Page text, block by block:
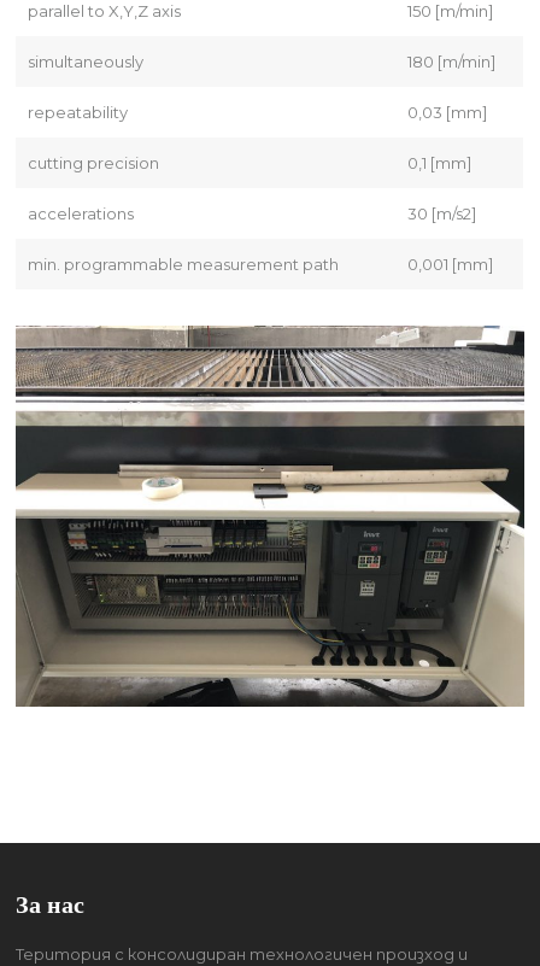
parallel to X,Y,Z axis 150 [m/min]
simultaneously 180 [m/min]
repeatability 0,03 [mm]
cutting precision 0,1 [mm]
accelerations 30 [m/s2]
min. programmable measurement path 0,001 [mm]
За нас
Територия с консолидиран технологичен произход и